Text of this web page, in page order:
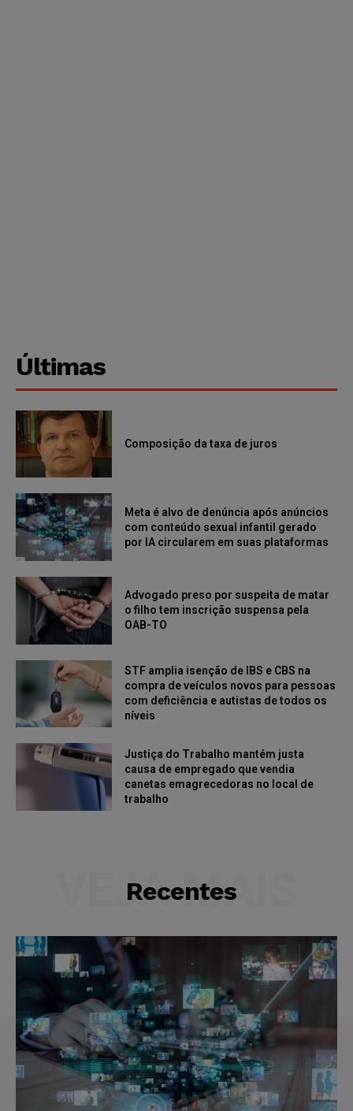
Últimas
Composição da taxa de juros
Meta é alvo de denúncia após anúncios
com conteúdo sexual infantil gerado
por IA circularem em suas plataformas
Advogado preso por suspeita de matar
o filho tem inscrição suspensa pela
OAB-TO
STF amplia isenção de IBS e CBS na
compra de veículos novos para pessoas
com deficiência e autistas de todos os
níveis
Justiça do Trabalho mantém justa
causa de empregado que vendia
canetas emagrecedoras no local de
trabalho
Recentes
VEJA MAIS